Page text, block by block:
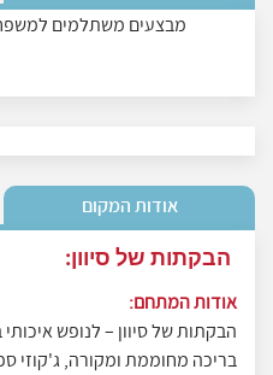
מבצעים משתלמים
אודות המקום
הבקתות של סיוון:
אודות המתחם:
הבקתות של סיוון – לנופש
בריכה מחוממת ומקורה, ג'קוזי